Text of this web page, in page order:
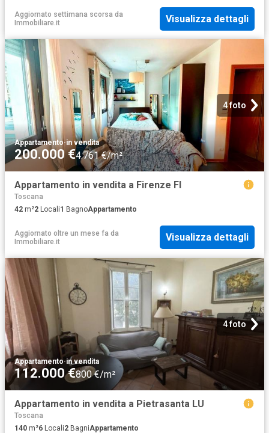
Aggiornato settimana scorsa da
Immobiliare.it
Visualizza dettagli
4 foto
Appartamento·in vendita
200.000 €4.761 €/m²
Appartamento in vendita a Firenze FI
Toscana
42 m²2 Locali1 BagnoAppartamento
Aggiornato oltre un mese fa da
Immobiliare.it
Visualizza dettagli
4 foto
Appartamento·in vendita
112.000 €800 €/m²
Appartamento in vendita a Pietrasanta LU
Toscana
140 m²6 Locali2 BagniAppartamento